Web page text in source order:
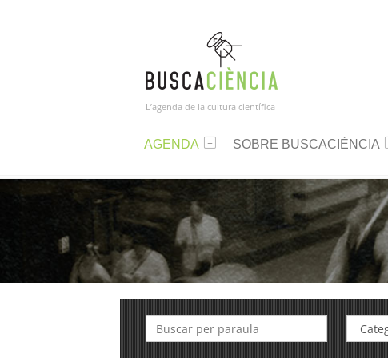
L’agenda de la cultura científica
AGENDA SOBRE BUSCACIÈNCIA